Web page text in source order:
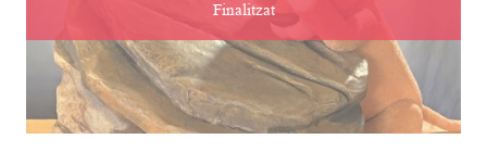
Finalitzat